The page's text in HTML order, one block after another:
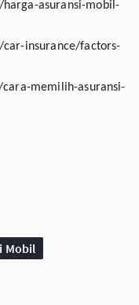
asuransi-mobil-
insurance/factors-
memilih-asuransi-
Mobil